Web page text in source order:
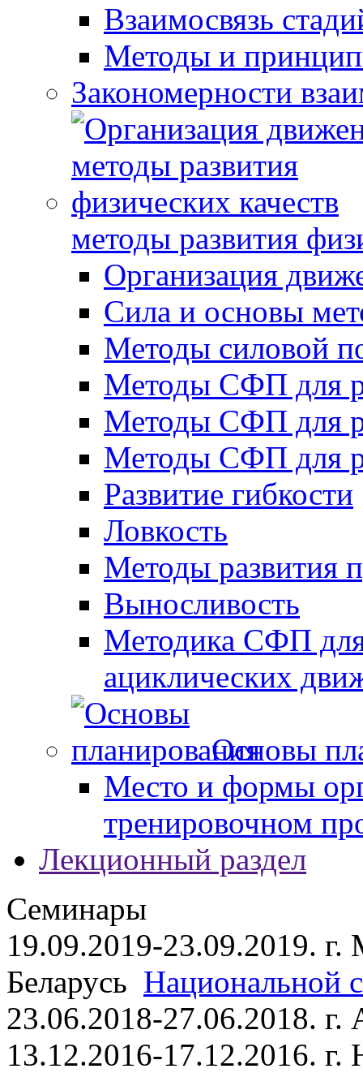
Взаимосвязь
Методы и
Закономерности
методы развития
Организация
Сила и основы
Методы силовой
Методы СФП для
Методы СФП для
Методы СФП для
Развитие гибкости
Ловкость
Методы развития
Выносливость
Методика СФП для
ациклических
Основы
Место и формы
тренировочном
Лекционный раздел
Семинары
19.09.2019-23.09.2019. г.
Беларусь Национальной
23.06.2018-27.06.2018.
13.12.2016-17.12.2016.